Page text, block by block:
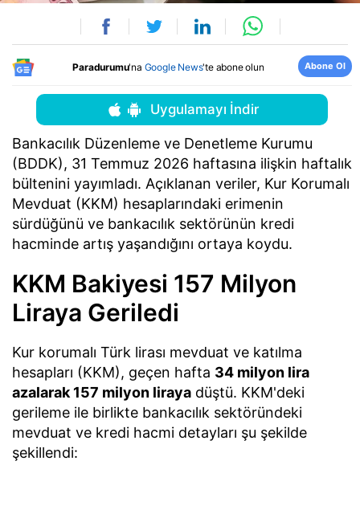
Paradurumu'na Google News'te abone olun Abone Ol
Uygulamayı İndir
Bankacılık Düzenleme ve Denetleme Kurumu
(BDDK), 31 Temmuz 2026 haftasına ilişkin haftalık
bültenini yayımladı. Açıklanan veriler, Kur Korumalı
Mevduat (KKM) hesaplarındaki erimenin
sürdüğünü ve bankacılık sektörünün kredi
hacminde artış yaşandığını ortaya koydu.
KKM Bakiyesi 157 Milyon
Liraya Geriledi
Kur korumalı Türk lirası mevduat ve katılma
hesapları (KKM), geçen hafta 34 milyon lira
azalarak 157 milyon liraya düştü. KKM'deki
gerileme ile birlikte bankacılık sektöründeki
mevduat ve kredi hacmi detayları şu şekilde
şekillendi: